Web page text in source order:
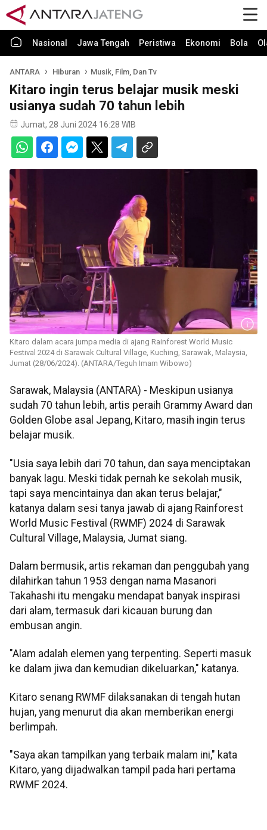
Nasional Jawa Tengah Peristiwa Ekonomi Bola
ANTARA Hiburan Musik, Film, Dan Tv
Kitaro ingin terus belajar musik meski
usianya sudah 70 tahun lebih
Jumat, 28 Juni 2024 16:28 WIB
Kitaro dalam acara jumpa media di ajang Rainforest World Music
Festival 2024 di Sarawak Cultural Village, Kuching, Sarawak, Malaysia,
Jumat (28/06/2024). (ANTARA/Teguh Imam Wibowo)
Sarawak, Malaysia (ANTARA) - Meskipun usianya
sudah 70 tahun lebih, artis peraih Grammy Award dan
Golden Globe asal Jepang, Kitaro, masih ingin terus
belajar musik.
"Usia saya lebih dari 70 tahun, dan saya menciptakan
banyak lagu. Meski tidak pernah ke sekolah musik,
tapi saya mencintainya dan akan terus belajar,"
katanya dalam sesi tanya jawab di ajang Rainforest
World Music Festival (RWMF) 2024 di Sarawak
Cultural Village, Malaysia, Jumat siang.
Dalam bermusik, artis rekaman dan penggubah yang
dilahirkan tahun 1953 dengan nama Masanori
Takahashi itu mengaku mendapat banyak inspirasi
dari alam, termasuk dari kicauan burung dan
embusan angin.
"Alam adalah elemen yang terpenting. Seperti masuk
ke dalam jiwa dan kemudian dikeluarkan," katanya.
Kitaro senang RWMF dilaksanakan di tengah hutan
hujan, yang menurut dia akan memberikan energi
berlimpah.
"Saya akan tampilkan yang terbaik malam ini," kata
Kitaro, yang dijadwalkan tampil pada hari pertama
RWMF 2024.